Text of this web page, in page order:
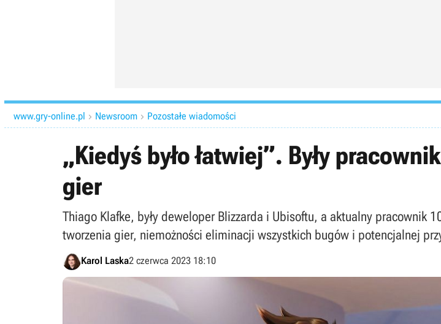
www.gry-online.pl  Newsroom  Pozostałe wiadomości
„Kiedyś było łatwiej”. Były
gier
Thiago Klafke, były deweloper Blizzarda i Ubisoftu, a aktualny pracownik
tworzenia gier, niemożności eliminacji wszystkich bugów i potencjalnej
Karol Laska2 czerwca 2023 18:10